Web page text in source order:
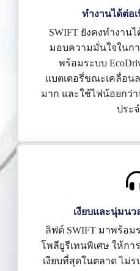
ทำงานได้ต่อ
SWIFT ยังคงทำงา
มอบความมั่นใจในก
พร้อมระบบ
แบตเตอรี่ขณะเคลื่อน
มาก และใช้ไฟน้อยกว่
ประ
เงียบและนุ่มน
ลิฟต์ SWIFT มาพร้อม
โพลียูรีเทนพิเศษ ให้ก
เงียบที่สุดในตลาด ไม่